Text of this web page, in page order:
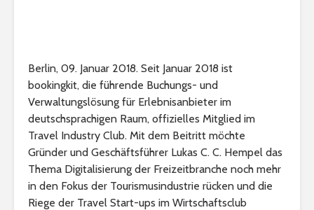
Berlin, 09. Januar 2018. Seit Januar 2018 ist
bookingkit, die führende Buchungs- und
Verwaltungslösung für Erlebnisanbieter im
deutschsprachigen Raum, offizielles Mitglied im
Travel Industry Club. Mit dem Beitritt möchte
Gründer und Geschäftsführer Lukas C. C. Hempel das
Thema Digitalisierung der Freizeitbranche noch mehr
in den Fokus der Tourismusindustrie rücken und die
Riege der Travel Start-ups im Wirtschaftsclub